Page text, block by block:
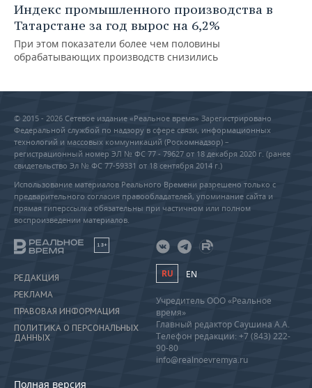
Индекс промышленного производства в
Татарстане за год вырос на 6,2%
При этом показатели более чем половины
обрабатывающих производств снизились
© 2015 - 2026 Сетевое издание «Реальное время» Зарегистрировано
Федеральной службой по надзору в сфере связи, информационных
технологий и массовых коммуникаций (Роскомнадзор) –
регистрационный номер ЭЛ № ФС 77 - 79627 от 18 декабря 2020 г. (ранее
свидетельство Эл № ФС 77-59331 от 18 сентября 2014 г.)
Использование материалов Реального Времени разрешено только с
предварительного согласия правообладателей, упоминание сайта и
прямая гиперссылка обязательны при частичном или полном
воспроизведении материалов.
18+
РЕДАКЦИЯ
РЕКЛАМА
ПРАВОВАЯ ИНФОРМАЦИЯ
ПОЛИТИКА О ПЕРСОНАЛЬНЫХ
ДАННЫХ
Полная версия
RU EN
Учредитель ООО «Реальное
время»
Главный редактор Саушина А.А.
Телефон редакции: +7 (843) 222-
90-80
info@realnoevremya.ru